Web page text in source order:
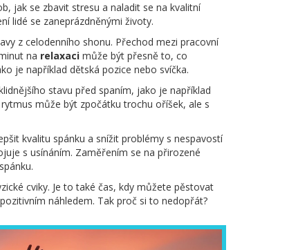
jak se zbavit stresu a naladit se na kvalitní
lidé se zaneprázdněnými životy.
z celodenního shonu. Přechod mezi pracovní
na relaxaci může být přesně to, co
je například dětská pozice nebo svíčka.
stavu před spaním, jako je například
může být zpočátku trochu oříšek, ale s
kvalitu spánku a snížit problémy s nespavostí
s usínáním. Zaměřením se na přirozené
cviky. Je to také čas, kdy můžete pěstovat
náhledem. Tak proč si to nedopřát?